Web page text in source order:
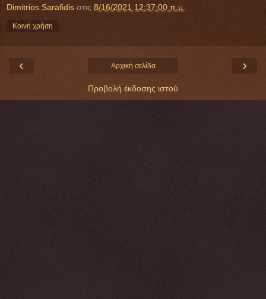
Dimitrios Sarafidis στις 8/16/2021 12:37:00 π.μ.
Κοινή χρήση
‹ ›
Αρχική σελίδα
Προβολή έκδοσης ιστού